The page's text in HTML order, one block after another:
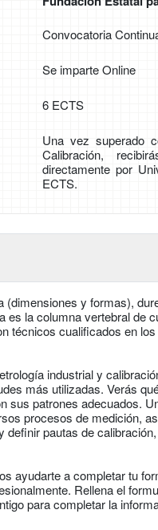
Convocatoria
Se imparte Online
6 ECTS
Una vez superado
Calibración,
directamente por
ECTS.
(dimensiones y formas),
es la columna vertebral de
técnicos cualificados en
industrial y
más utilizadas. Verás
sus patrones adecuados.
procesos de medición,
definir pautas de
ayudarte a completar tu
Rellena el
para completar la